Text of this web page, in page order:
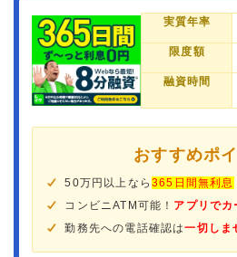
実質年率
限度額
融資時間
おすすめポ
50万円以上なら365日間無利息
コンビニATM可能！ アプリでカ
勤務先への電話確認は一切しま